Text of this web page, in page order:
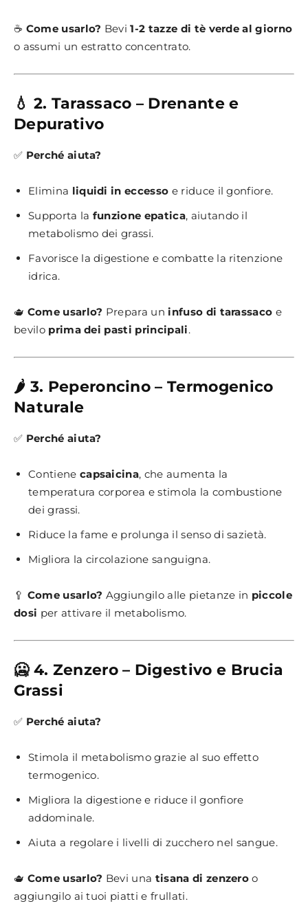
☕ Come usarlo? Bevi1-2 tazze di tè verde al giorno
o assumi un estratto concentrato.
💧 2. Tarassaco – Drenante e
Depurativo
✅ Perché aiuta?
Elimina liquidi in eccesso e riduce il gonfiore.
Supporta la funzione epatica, aiutando il
metabolismo dei grassi.
Favorisce la digestione e combatte la ritenzione
idrica.
🫖 Come usarlo? Prepara uninfuso di tarassaco e
bevilo prima dei pasti principali.
🌶️ 3. Peperoncino – Termogenico
Naturale
✅ Perché aiuta?
Contiene capsaicina, che aumenta la
temperatura corporea e stimola la combustione
dei grassi.
Riduce la fame e prolunga il senso di sazietà.
Migliora la circolazione sanguigna.
🥄 Come usarlo? Aggiungilo alle pietanze in piccole
dosi per attivare il metabolismo.
🥶 4. Zenzero – Digestivo e Brucia
Grassi
✅ Perché aiuta?
Stimola il metabolismo grazie al suo effetto
termogenico.
Migliora la digestione e riduce il gonfiore
addominale.
Aiuta a regolare i livelli di zucchero nel sangue.
🫖 Come usarlo? Bevi una tisana di zenzero o
aggiungilo ai tuoi piatti e frullati.